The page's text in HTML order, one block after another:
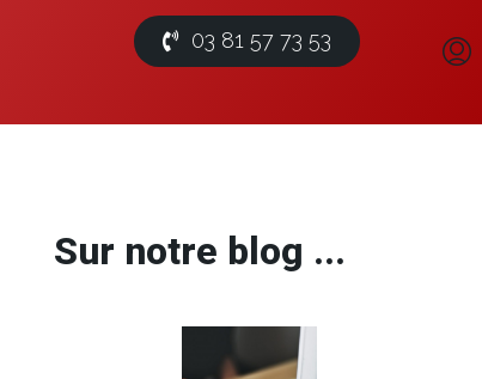
03 81 57 73 53
Sur notre blog ...